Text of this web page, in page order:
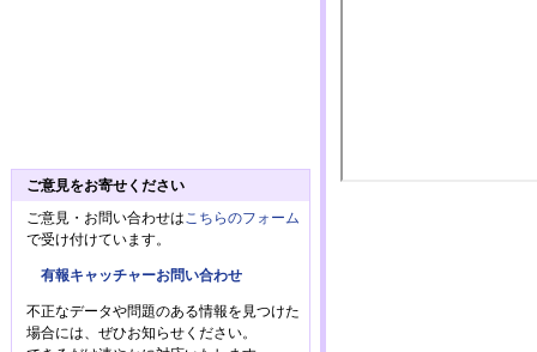
ご意見をお寄せください
ご意見・お問い合わせは こちらのフォーム
で受け付けています。
有報キャッチャーお問い合わせ
不正なデータや問題のある情報を見つけた
場合には、ぜひお知らせください。